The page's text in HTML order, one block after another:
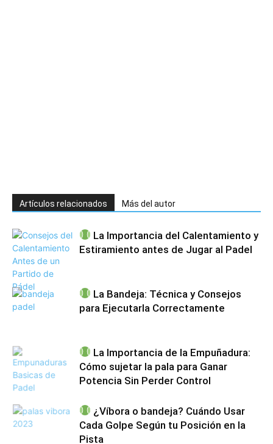
Artículos relacionados Más del autor
La Importancia del Calentamiento y
Estiramiento antes de Jugar al Padel
La Bandeja: Técnica y Consejos
para Ejecutarla Correctamente
La Importancia de la Empuñadura:
Cómo sujetar la pala para Ganar
Potencia Sin Perder Control
¿Víbora o bandeja? Cuándo Usar
Cada Golpe Según tu Posición en la
Pista